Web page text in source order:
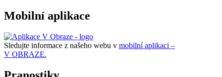
Mobilní aplikace
Sledujte informace z našeho webu v mobilní aplikaci –
V OBRAZE.